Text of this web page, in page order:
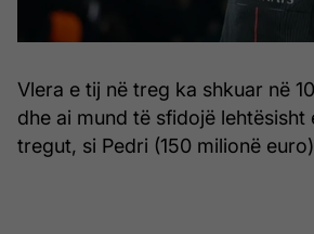
Vlera e tij në treg ka shkuar në
dhe ai mund të sfidojë lehtësisht
tregut, si Pedri (150 milionë